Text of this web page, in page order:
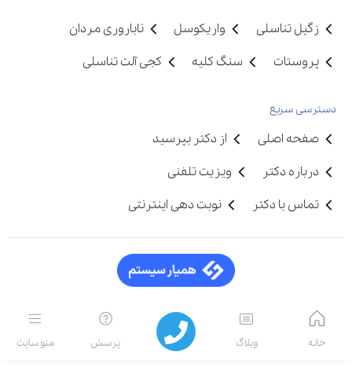
زگیل تناسلی واریکوسل
ناباروری مردان
پروستات
سنگ کلیه کجی آلت تناسلی
دسترسی سریع
صفحه اصلی
از دکتر بپرسید
درباره دکتر
ویزیت تلفنی
تماس با دکتر
نوبت دهی اینترنتی
خانه وبلاگ پرسش منو سایت